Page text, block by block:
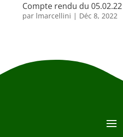
Compte rendu du 05.02.22
par lmarcellini | Déc 8, 2022